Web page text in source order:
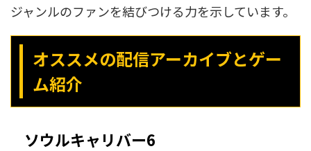
ジャンルのファンを結びつける力を示しています。
オススメの配信アーカイブとゲー
ム紹介
ソウルキャリバー6